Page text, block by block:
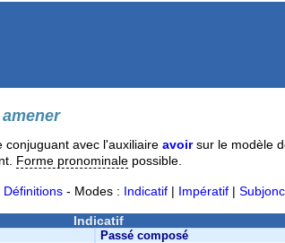
amener
conjuguant avec l'auxiliaire avoirsur le modèle
Forme pronominale possible.
Définitions - Modes : Indicatif | Impératif |
Indicatif
Passé composé